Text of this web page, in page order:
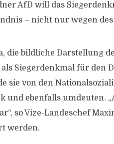
AfD will das
– nicht nur wegen
die bildliche Darstellung
Siegerdenkmal für den
sie von den
und ebenfalls umdeuten.
so Vize-Landeschef
werden.